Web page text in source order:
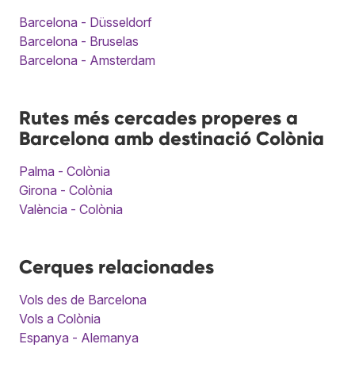
Barcelona - Düsseldorf
Barcelona - Bruselas
Barcelona - Amsterdam
Rutes més cercades properes a
Barcelona amb destinació Colònia
Palma - Colònia
Girona - Colònia
València - Colònia
Cerques relacionades
Vols des de Barcelona
Vols a Colònia
Espanya - Alemanya